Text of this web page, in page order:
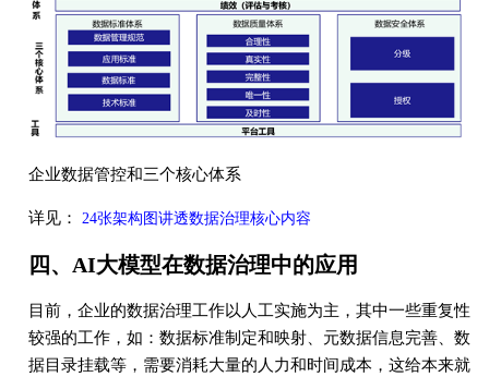
企业数据管控和三个核心体系
详见： 24张架构图讲透数据治理核心内容
四、AI大模型在数据治理中的应用
目前，企业的数据治理工作以人工实施为主，其中一些重复性
较强的工作，如：数据标准制定和映射、元数据信息完善、数
据目录挂载等，需要消耗大量的人力和时间成本，这给本来就